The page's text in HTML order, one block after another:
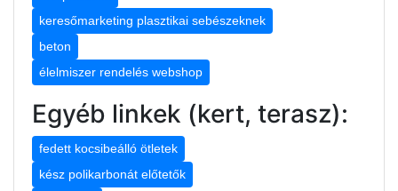
keresőmarketing plasztikai sebészeknek
beton
élelmiszer rendelés webshop
Egyéb linkek (kert, terasz):
fedett kocsibeálló ötletek
kész polikarbonát előtetők